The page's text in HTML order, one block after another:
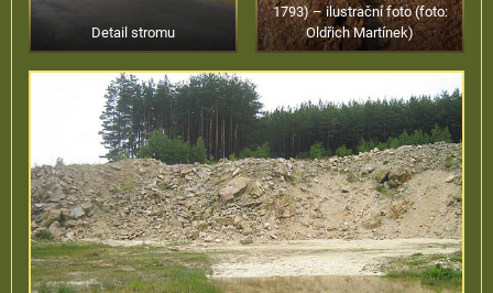
Detail stromu
1793) – ilustrační foto (foto:
Oldřich Martínek)